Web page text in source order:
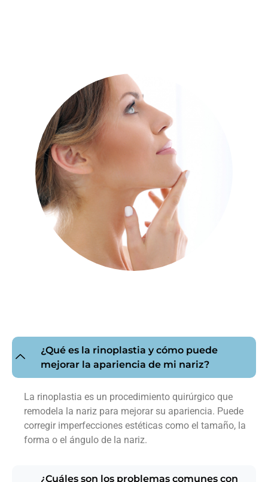
¿Qué es la rinoplastia y cómo puede
mejorar la apariencia de mi nariz?
La rinoplastia es un procedimiento quirúrgico que
remodela la nariz para mejorar su apariencia. Puede
corregir imperfecciones estéticas como el tamaño, la
forma o el ángulo de la nariz.
¿Cuáles son los problemas comunes con